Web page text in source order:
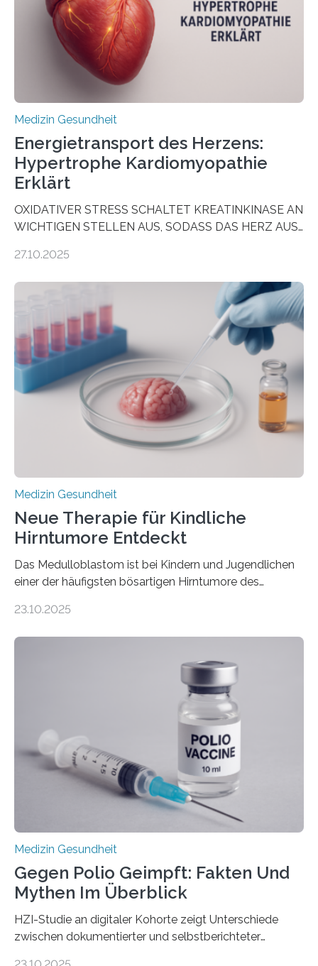
als Biomarker für die Wahl der passenden Therapie
dienen könnte. Darmkrebs zählt weltweit zu den
häufigsten Krebsarten und stellt…
Medizin Gesundheit
Energietransport des Herzens:
Hypertrophe Kardiomyopathie
Erklärt
OXIDATIVER STRESS SCHALTET KREATINKINASE AN
WICHTIGEN STELLEN AUS, SODASS DAS HERZ AUS
aus dem Deutschen Zentrum für Herzinsuffizienz
im Journal Circulation, warum der Energietransport bei
der Hypertrophen Kardiomyopathie (HCM) versagen
kann und wie sich durch eine Verringerung der
Herzbelastung und des oxidativen Stresses
Rhythmusstörungen reduzieren lassen. Würzburg. Die
hypertrophe Kardiomyopathie (HCM) ist die häufigste
erblich bedingte Herzerkrankung. Sie führt dazu, dass
sich die linke Herzkammer verdickt, der Herzmuskel zu
stark kontrahiert…
27.10.2025
Medizin Gesundheit
Neue Therapie für Kindliche
Hirntumore Entdeckt
Das Medulloblastom ist bei Kindern und Jugendlichen
einer der häufigsten bösartigen Hirntumore des
Betroffenen können mit heutigen Methoden geheilt
Dringend benötigt werden zielgerichtete Therapien, die
nur Tumorschwachstellen angreifen und normales
Gewebe verschonen. Forschende um Daniel Merk vom
Hertie-Institut für klinische Hirnforschung am
Universitätsklinikum Tübingen haben eine solche
Schwachstelle im Erbgut einer Untergruppe des
Medulloblastoms gefunden. Die Wilhelm Sander-
Stiftung unterstützte das Projekt…
23.10.2025
Medizin Gesundheit
Gegen Polio Geimpft: Fakten Und
Mythen Im Überblick
HZI-Studie an digitaler Kohorte zeigt Unterschiede
zwischen dokumentierter und selbstberichteter